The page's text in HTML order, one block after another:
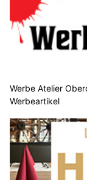
Werbe Atelier
Werbeartikel